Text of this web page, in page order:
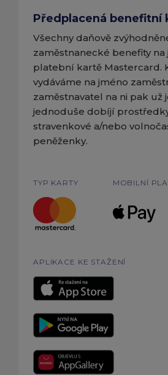
Předplacená benefitní
Všechny daňově
zaměstnanecké benefity na
platební kartě Mastercard.
vydáváme na jméno
zaměstnavatel na ni pak už
jednoduše dobíjí
stravenkové a/nebo
peněženky.
TYP KARTY MOBILNÍ
APLIKACE KE STAŽENÍ